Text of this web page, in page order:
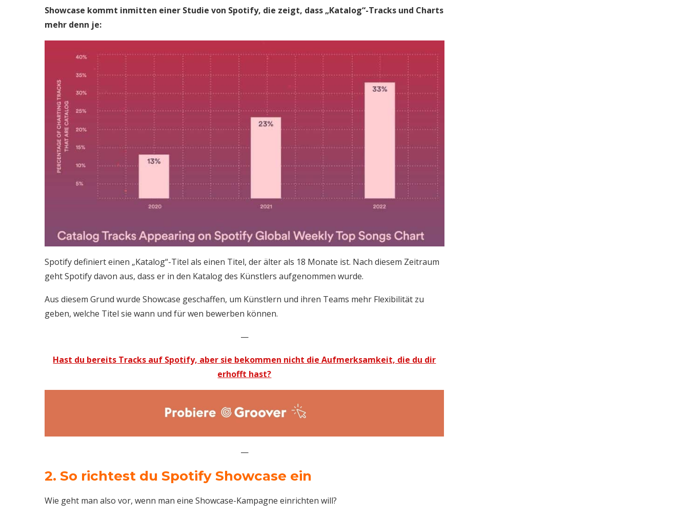
Showcase kommt inmitten einer Studie von Spotify, die zeigt, dass „Katalog“-Tracks und Charts
mehr denn je:
Spotify definiert einen „Katalog“-Titel als einen Titel, der älter als 18 Monate ist. Nach diesem Zeitraum
geht Spotify davon aus, dass er in den Katalog des Künstlers aufgenommen wurde.
Aus diesem Grund wurde Showcase geschaffen, um Künstlern und ihren Teams mehr Flexibilität zu
geben, welche Titel sie wann und für wen bewerben können.
—
Hast du bereits Tracks auf Spotify, aber sie bekommen nicht die Aufmerksamkeit, die du dir
erhofft hast?
—
2. So richtest du Spotify Showcase ein
Wie geht man also vor, wenn man eine Showcase-Kampagne einrichten will?